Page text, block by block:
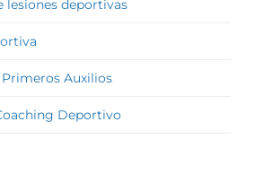
lesiones deportivas
Auxilios
Deportivo